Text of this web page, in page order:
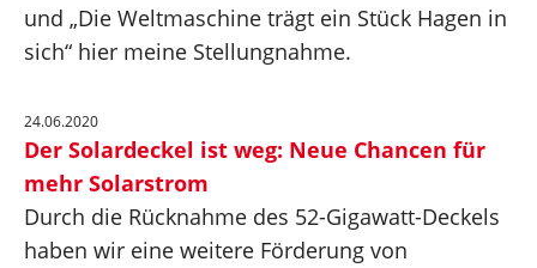
und „Die Weltmaschine trägt ein Stück Hagen in
sich“ hier meine Stellungnahme.
24.06.2020
Der Solardeckel ist weg: Neue Chancen für
mehr Solarstrom
Durch die Rücknahme des 52-Gigawatt-Deckels
haben wir eine weitere Förderung von